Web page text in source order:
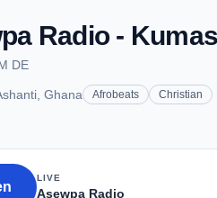
Radio -
DE
Ghana Afrobeats Christian
LIVE
Asewpa Radio